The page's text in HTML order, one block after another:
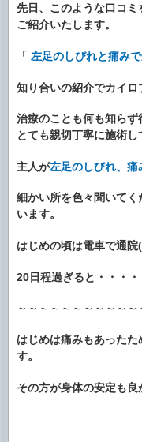
先日、このような口コ
ご紹介いたします。
「 左足のしびれと痛み
知り合いの紹介でカイロ
治療のことも何も知らず
とても親切丁寧に施術し
主人が左足のしびれ、痛
細かい所を色々聞いて
います。
はじめの頃は電車で通院
20日程過ぎると・・・・
～～～～～～～～～～
はじめは痛みもあった
す。
その方が身体の安定も良